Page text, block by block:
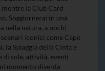
la Club Card
Soggiornerai in una
nella natura, a pochi
iconici come Capo
la Spiaggia della Cinta e
di sole, attività, eventi
momento diventa